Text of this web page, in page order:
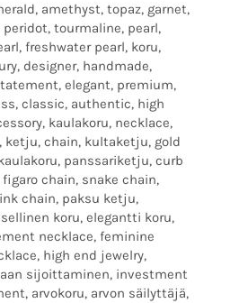
amethyst, topaz, garnet,
tourmaline, pearl,
freshwater pearl, koru,
designer, handmade,
elegant, premium,
classic, authentic, high
kaulakoru, necklace,
ketju, chain, kultaketju, gold
panssariketju, curb
chain, snake chain,
chain, paksu ketju,
koru, elegantti koru,
necklace, feminine
high end jewelry,
sijoittaminen, investment
arvokoru, arvon säilyttäjä,